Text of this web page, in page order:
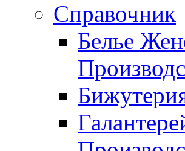
Справочник
Белье